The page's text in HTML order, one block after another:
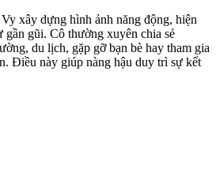
xây dựng hình ảnh năng động, hiện
gũi. Cô thường xuyên chia sẻ
du lịch, gặp gỡ bạn bè hay tham gia
Điều này giúp nàng hậu duy trì sự kết